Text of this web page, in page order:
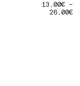
13,00€–
26,00€